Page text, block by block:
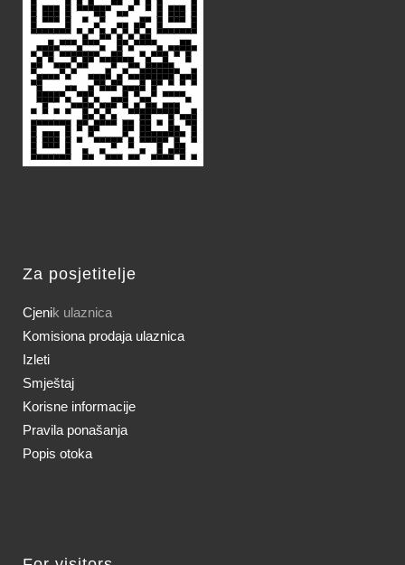
Za posjetitelje
Cjenik ulaznica
Komisiona prodaja ulaznica
Izleti
Smještaj
Korisne informacije
Pravila ponašanja
Popis otoka